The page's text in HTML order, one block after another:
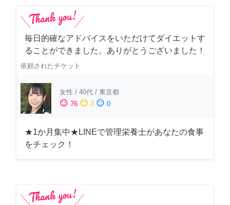
毎日的確なアドバイスをいただけてダイエットす
ることができました。ありがとうございました！
依頼されたチケット
女性 / 40代 / 東京都
sentiment_satisfied 76 sentiment_neutral 3 sentiment_dissatisfied 0
★1か月集中★LINEで管理栄養士があなたの食事
をチェック！